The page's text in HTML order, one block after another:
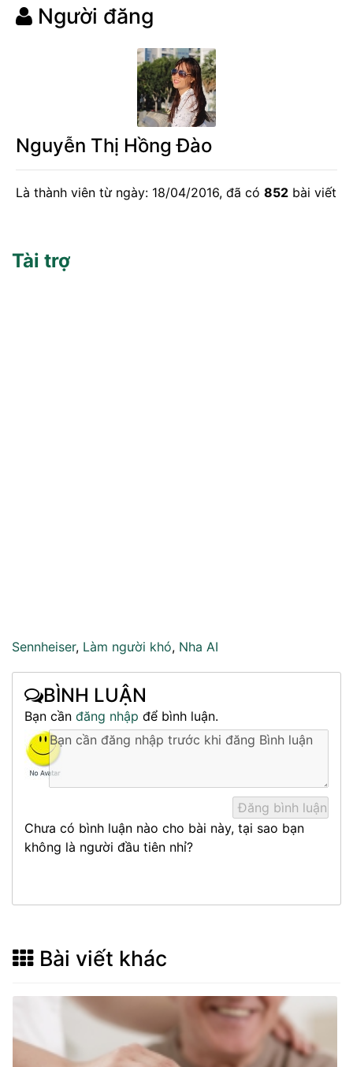
Người đăng
Nguyễn Thị Hồng Đào
Là thành viên từ ngày: 18/04/2016, đã có 852 bài viết
Tài trợ
Sennheiser, Làm người khó, Nha AI
BÌNH LUẬN
Bạn cần đăng nhập để bình luận.
Chưa có bình luận nào cho bài này, tại sao bạn
không là người đầu tiên nhỉ?
Bài viết khác